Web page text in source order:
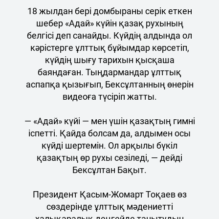
18 жылдан бері домбыраны серік еткен
шебер «Адай» күйін қазақ рухының
белгісі деп санайды. Күйдің алдында ол
кәрістерге ұлттық бұйымдар көрсетіп,
күйдің шығу тарихын қысқаша
баяндаған. Тыңдармандар ұлттық
аспапқа қызығып, Бексұлтанның өнерін
видеоға түсіріп жатты.
— «Адай» күйі — мен үшін қазақтың гимні
іспетті. Қайда болсам да, алдымен осы
күйді шертемін. Ол арқылы бүкіл
қазақтың өр рухы сезіледі, — дейді
Бексұлтан Бақыт.
Президент Қасым-Жомарт Тоқаев өз
сөздерінде ұлттық мәдениетті